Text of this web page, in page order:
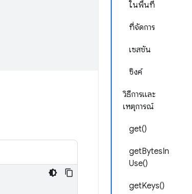
ในพื้นที่
ที่จัดการ
เซสชัน
ซิงค์
วิธีการและ
เหตุการณ์
get()
getBytesIn
Use()
getKeys()